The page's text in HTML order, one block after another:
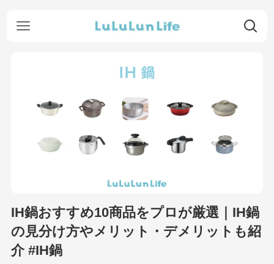
IH鍋おすすめ10商品をプロが厳選｜IH鍋
の見分け方やメリット・デメリットも紹
介 #IH鍋